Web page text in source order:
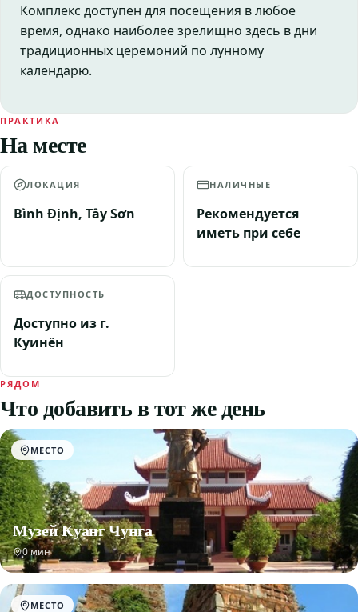
Комплекс доступен для посещения в любое
время, однако наиболее зрелищно здесь в дни
традиционных церемоний по лунному
календарю.
ПРАКТИКА
На месте
ЛОКАЦИЯ
Bình Định, Tây Sơn
НАЛИЧНЫЕ
Рекомендуется
иметь при себе
ДОСТУПНОСТЬ
Доступно из г.
Куинён
РЯДОМ
Что добавить в тот же день
МЕСТО
Музей Куанг Чунга
0 мин
МЕСТО